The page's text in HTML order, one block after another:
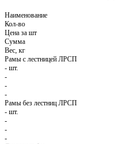
Наименование
Кол-во
Цена за шт
Сумма
Вес, кг
Рамы с лестницей ЛРСП
- шт.
-
-
-
Рамы без лестниц ЛРСП
- шт.
-
-
-